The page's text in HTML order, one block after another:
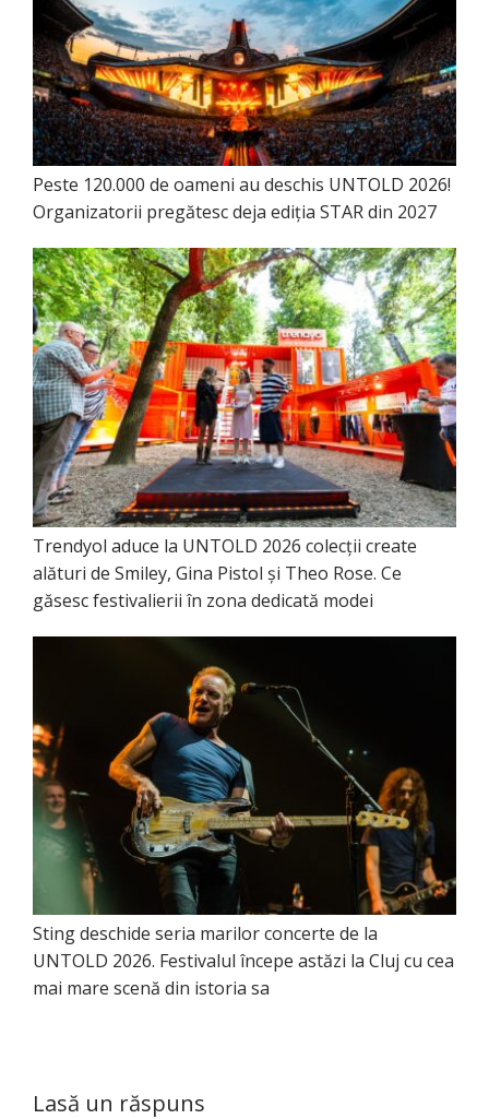
Peste 120.000 de oameni au deschis UNTOLD 2026!
Organizatorii pregătesc deja ediția STAR din 2027
Trendyol aduce la UNTOLD 2026 colecții create
alături de Smiley, Gina Pistol și Theo Rose. Ce
găsesc festivalierii în zona dedicată modei
Sting deschide seria marilor concerte de la
UNTOLD 2026. Festivalul începe astăzi la Cluj cu cea
mai mare scenă din istoria sa
Lasă un răspuns